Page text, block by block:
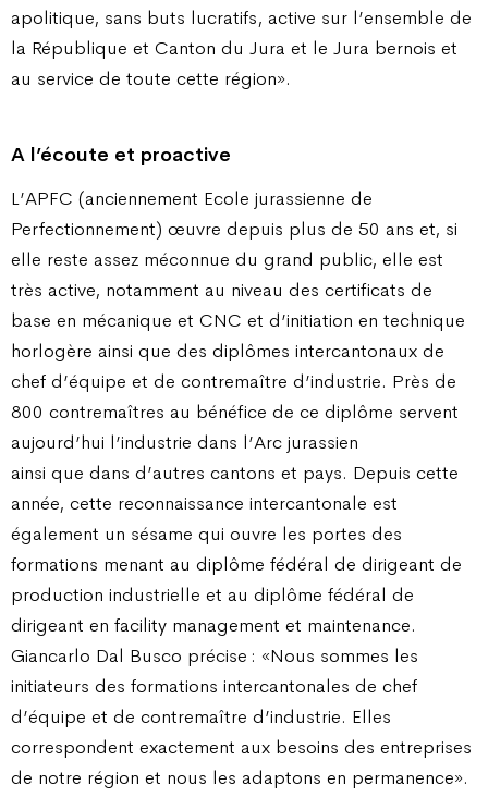
apolitique, sans buts lucratifs, active sur l’ensemble de
la République et Canton du Jura et le Jura bernois et
au service de toute cette région».
A l’écoute et proactive
L’APFC (anciennement Ecole jurassienne de
Perfectionnement) œuvre depuis plus de 50 ans et, si
elle reste assez méconnue du grand public, elle est
très active, notamment au niveau des certificats de
base en mécanique et CNC et d’initiation en technique
horlogère ainsi que des diplômes intercantonaux de
chef d’équipe et de contremaître d’industrie. Près de
800 contremaîtres au bénéfice de ce diplôme servent
aujourd’hui l’industrie dans l’Arc jurassien
ainsi que dans d’autres cantons et pays. Depuis cette
année, cette reconnaissance intercantonale est
également un sésame qui ouvre les portes des
formations menant au diplôme fédéral de dirigeant de
production industrielle et au diplôme fédéral de
dirigeant en facility management et maintenance.
Giancarlo Dal Busco précise : «Nous sommes les
initiateurs des formations intercantonales de chef
d’équipe et de contremaître d’industrie. Elles
correspondent exactement aux besoins des entreprises
de notre région et nous les adaptons en permanence».